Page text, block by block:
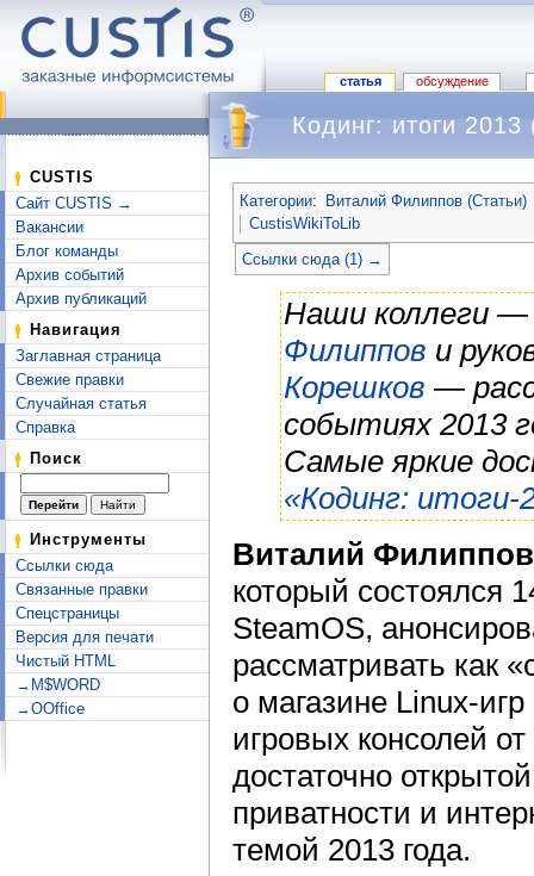
статья обсуждение
CUSTIS
Сайт CUSTIS →
Вакансии
Блог команды
Архив событий
Архив публикаций
Навигация
Заглавная страница
Свежие правки
Случайная статья
Справка
Поиск
Инструменты
Ссылки сюда
Связанные правки
Спецстраницы
Версия для печати
Чистый HTML
→M$WORD
→OOffice
Кодинг: итоги
Категории: Виталий Филиппов (Статьи)
CustisWikiToLib
Ссылки сюда (1) →
Наши коллеги —
Филиппов и
Корешков —
событиях 2013
Самые яркие
«Кодинг: итоги-
Виталий
который состоялся
SteamOS,
рассматривать как
о магазине Linux-
игровых консолей
достаточно
приватности и
темой 2013 года.